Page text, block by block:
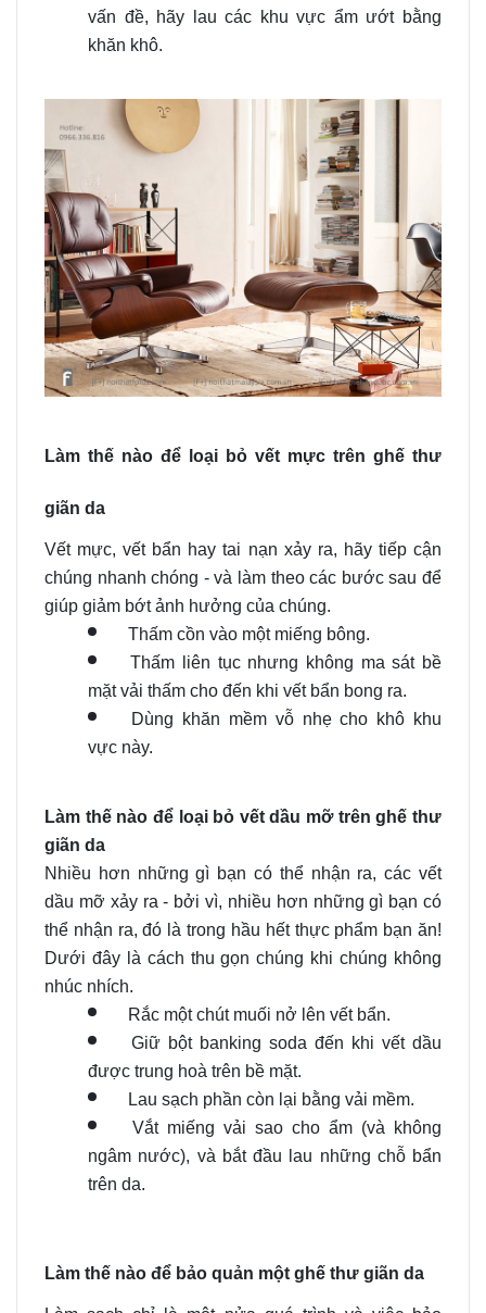
vấn đề, hãy lau các khu vực ẩm ướt bằng
khăn khô.
Làm thế nào để loại bỏ vết mực trên ghế thư
giãn da
Vết mực, vết bẩn hay tai nạn xảy ra, hãy tiếp cận
chúng nhanh chóng - và làm theo các bước sau để
giúp giảm bớt ảnh hưởng của chúng.
Thấm cồn vào một miếng bông.
Thấm liên tục nhưng không ma sát bề
mặt vải thấm cho đến khi vết bẩn bong ra.
Dùng khăn mềm vỗ nhẹ cho khô khu
vực này.
Làm thế nào để loại bỏ vết dầu mỡ trên ghế thư
giãn da
Nhiều hơn những gì bạn có thể nhận ra, các vết
dầu mỡ xảy ra - bởi vì, nhiều hơn những gì bạn có
thể nhận ra, đó là trong hầu hết thực phẩm bạn ăn!
Dưới đây là cách thu gọn chúng khi chúng không
nhúc nhích.
Rắc một chút muối nở lên vết bẩn.
Giữ bột banking soda đến khi vết dầu
được trung hoà trên bề mặt.
Lau sạch phần còn lại bằng vải mềm.
Vắt miếng vải sao cho ẩm (và không
ngâm nước), và bắt đầu lau những chỗ bẩn
trên da.
Làm thế nào để bảo quản một ghế thư giãn da